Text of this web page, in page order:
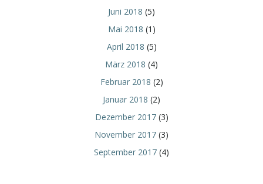
Juni 2018 (5)
Mai 2018 (1)
April 2018 (5)
März 2018 (4)
Februar 2018 (2)
Januar 2018 (2)
Dezember 2017(3)
November 2017 (3)
September 2017 (4)